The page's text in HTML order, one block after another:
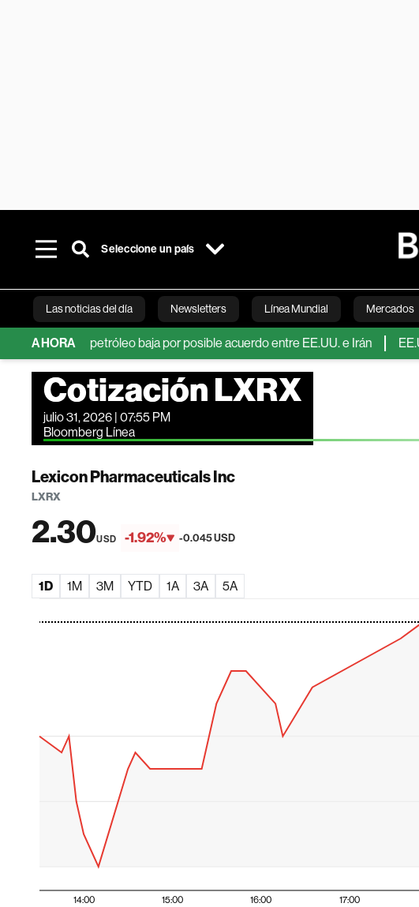
Seleccione un país
Las noticias del día Newsletters Línea Mundial Mercados
Bloomberg Green
AHORA
petróleo baja por posible acuerdo entre EE.UU. e Irán EE.UU.
Cotización LXRX
julio 31, 2026 | 07:55 PM
Bloomberg Línea
Lexicon Pharmaceuticals Inc
LXRX
2.30USD -1.92% -0.045 USD
1D 1M 3M YTD 1A 3A 5A
14:00 15:00 16:00 17:00